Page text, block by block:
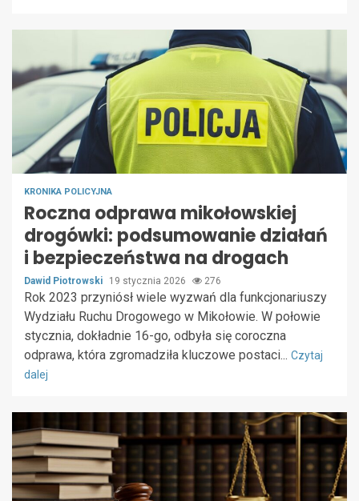
KRONIKA POLICYJNA
Roczna odprawa mikołowskiej
drogówki: podsumowanie działań
i bezpieczeństwa na drogach
Dawid Piotrowski 19 stycznia 2026 276
Rok 2023 przyniósł wiele wyzwań dla funkcjonariuszy
Wydziału Ruchu Drogowego w Mikołowie. W połowie
stycznia, dokładnie 16-go, odbyła się coroczna
odprawa, która zgromadziła kluczowe postaci... Czytaj
dalej